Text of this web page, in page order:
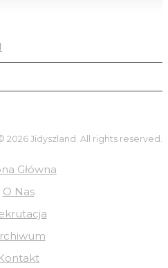
2026 Jidyszland. All rights reserved.
Główna
O Nas